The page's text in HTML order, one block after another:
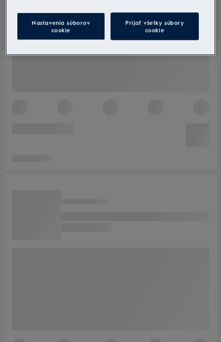
Nastavenia súborov
cookie
Prijať všetky súbory
cookie